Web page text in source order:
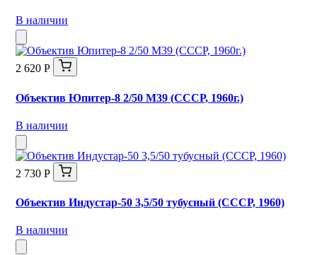
В наличии
2 620 Р
Объектив Юпитер-8 2/50 М39 (СССР, 1960г.)
В наличии
2 730 Р
Объектив Индустар-50 3,5/50 тубусный (СССР, 1960)
В наличии